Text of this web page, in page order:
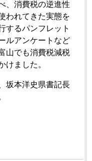
、消費税の逆進性
われてきた実態を
するパンフレット
ルアンケートなど
山でも消費税減税
けました。
坂本洋史県書記長